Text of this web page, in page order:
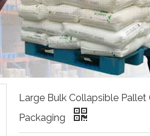
Large Bulk Collapsible
Packaging